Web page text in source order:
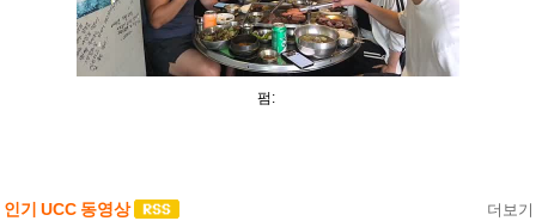
펌:
인기 UCC 동영상 더보기